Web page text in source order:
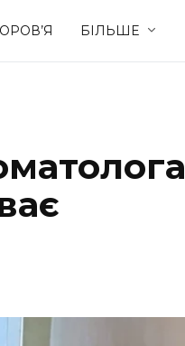
БІЛЬШЕ
Стиль життя